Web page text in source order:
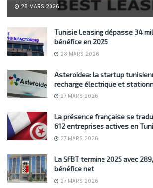
28 MARS 2026
Tunisie Leasing dépasse 34
bénéfice en 2025
28 MARS 2026
Asteroidea: la startup
recharge électrique et
27 MARS 2026
La présence française se
612 entreprises actives en
27 MARS 2026
La SFBT termine 2025 avec
bénéfice net
27 MARS 2026